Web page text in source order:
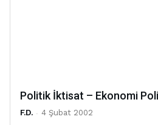
Politik İktisat – Ekonomi
F.D. - 4 Şubat 2002